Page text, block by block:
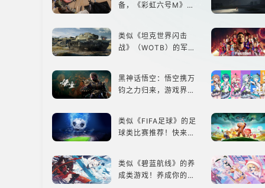
备，《彩虹六号M》是
类似《坦克世界闪击
战》（WOTB）的军事
黑神话悟空：悟空携万
钧之力归来，游戏界的
类似《FIFA足球》的足
球类比赛推荐！快来赢
类似《碧蓝航线》的养
成类游戏！养成你的梦